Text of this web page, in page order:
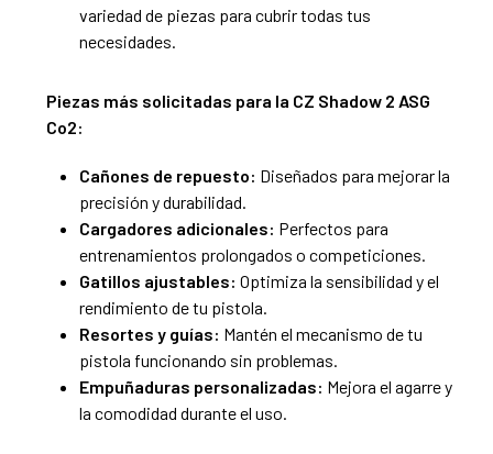
variedad de piezas para cubrir todas tus
necesidades.
Piezas más solicitadas para la CZ Shadow 2 ASG
Co2:
Cañones de repuesto: Diseñados para mejorar la
precisión y durabilidad.
Cargadores adicionales: Perfectos para
entrenamientos prolongados o competiciones.
Gatillos ajustables: Optimiza la sensibilidad y el
rendimiento de tu pistola.
Resortes y guías: Mantén el mecanismo de tu
pistola funcionando sin problemas.
Empuñaduras personalizadas: Mejora el agarre y
la comodidad durante el uso.